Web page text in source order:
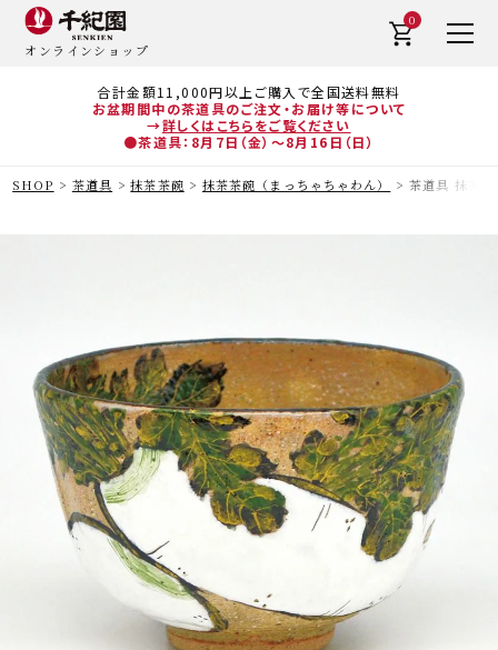
合計金額11,000円以上ご購入で全国送料無料
お盆期間中の茶道具のご注文・お届け等について
→詳しくはこちらをご覧ください
●茶道具：8月7日（金）～8月16日（日）
オンラインショップ
0
SHOP 茶道具 抹茶茶碗 抹茶茶碗（まっちゃちゃわん） 茶道具 抹茶